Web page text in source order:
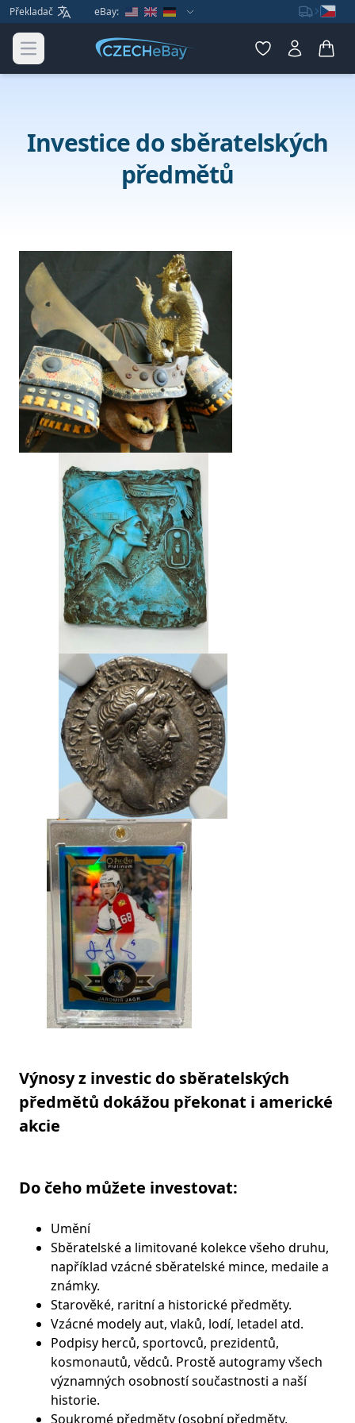
Překladač eBay:
Open main menu
Investice do sběratelských
předmětů
Výnosy z investic do sběratelských
předmětů dokážou překonat i americké
akcie
Do čeho můžete investovat:
Umění
Sběratelské a limitované kolekce všeho druhu,
například vzácné sběratelské mince, medaile a
známky.
Starověké, raritní a historické předměty.
Vzácné modely aut, vlaků, lodí, letadel atd.
Podpisy herců, sportovců, prezidentů,
kosmonautů, vědců. Prostě autogramy všech
významných osobností součastnosti a naší
historie.
Soukromé předměty (osobní předměty,